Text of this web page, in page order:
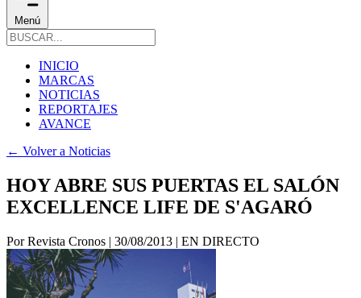
Menú
INICIO
MARCAS
NOTICIAS
REPORTAJES
AVANCE
← Volver a Noticias
HOY ABRE SUS PUERTAS EL SALÓN
EXCELLENCE LIFE DE S'AGARÓ
Por Revista Cronos | 30/08/2013 | EN DIRECTO